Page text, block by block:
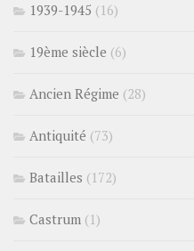
1939-1945 (16)
19ème siècle (6)
Ancien Régime (28)
Antiquité (73)
Batailles (172)
Castrum (1)